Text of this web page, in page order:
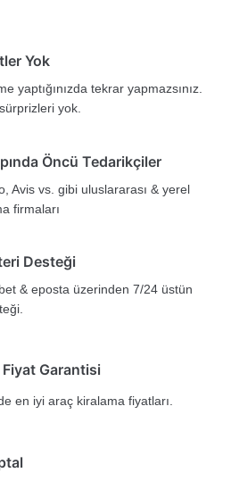
Yok
yaptığınızda tekrar yapmazsınız.
yok.
Öncü Tedarikçiler
Avis vs. gibi uluslararası & yerel
firmaları
Desteği
& eposta üzerinden 7/24 üstün
Garantisi
en iyi araç kiralama fiyatları.